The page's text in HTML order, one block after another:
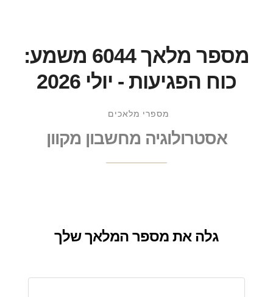
מספר מלאך 6044 משמע:
כוח הפגיעות - יולי 2026
מספרי מלאכים
אסטרולוגיה מחשבון מקוון
גלה את מספר המלאך שלך